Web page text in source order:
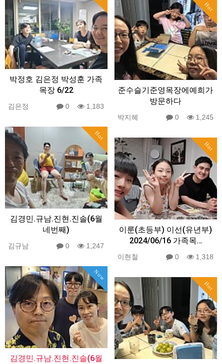
박정호 김은정 박성훈 가족
목장 6/22
김은정 0 1,183
Hot
준수슬기준영목장에예희가
방문하다
박지혜 0 1,245
Hot
김경민.규남.진현.진솔(6월
네번째)
김규남 0 1,247
Hot
이룬(초등부) 이선(유년부)
2024/06/16 가족목…
이현철 0 1,318
Now
김경민.규남.진현.진솔(6월
Hot